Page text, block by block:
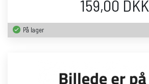
159,00 DKK
På lager